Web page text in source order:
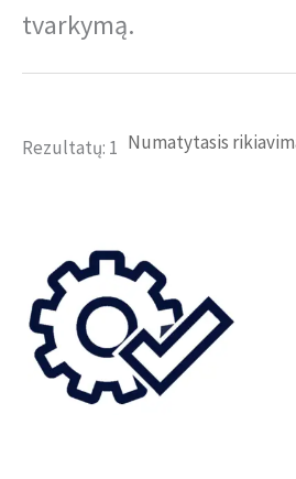
tvarkymą.
Rezultatų: 1
through
190,00 €